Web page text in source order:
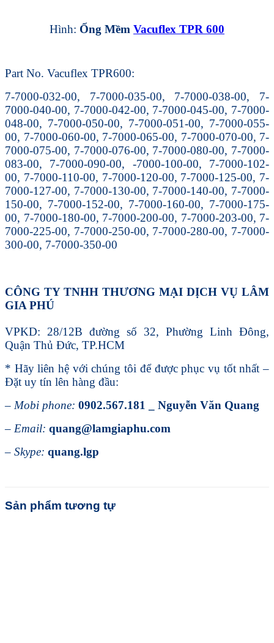
Hình: Ống Mềm Vacuflex TPR 600
Part No. Vacuflex TPR600:
7-7000-032-00, 7-7000-035-00, 7-7000-038-00, 7-
7000-040-00, 7-7000-042-00, 7-7000-045-00, 7-7000-
048-00, 7-7000-050-00, 7-7000-051-00, 7-7000-055-
00, 7-7000-060-00, 7-7000-065-00, 7-7000-070-00, 7-
7000-075-00, 7-7000-076-00, 7-7000-080-00, 7-7000-
083-00, 7-7000-090-00, -7000-100-00, 7-7000-102-
00, 7-7000-110-00, 7-7000-120-00, 7-7000-125-00, 7-
7000-127-00, 7-7000-130-00, 7-7000-140-00, 7-7000-
150-00, 7-7000-152-00, 7-7000-160-00, 7-7000-175-
00, 7-7000-180-00, 7-7000-200-00, 7-7000-203-00, 7-
7000-225-00, 7-7000-250-00, 7-7000-280-00, 7-7000-
300-00, 7-7000-350-00
CÔNG TY TNHH THƯƠNG MẠI DỊCH VỤ LÂM
GIA PHÚ
VPKD: 28/12B đường số 32, Phường Linh Đông,
Quận Thủ Đức, TP.HCM
* Hãy liên hệ với chúng tôi để được phục vụ tốt nhất –
Đặt uy tín lên hàng đầu:
– Mobi phone: 0902.567.181 _ Nguyễn Văn Quang
– Email: quang@lamgiaphu.com
– Skype: quang.lgp
Sản phẩm tương tự